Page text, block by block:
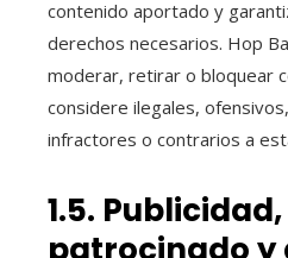
contenido aportado y
derechos necesarios. Hop
moderar, retirar o bloquear
considere ilegales,
infractores o contrarios a
1.5.